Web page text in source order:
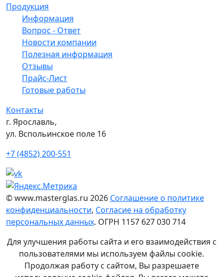
Продукция
Информация
Вопрос - Ответ
Новости компании
Полезная информация
Отзывы
Прайс-Лист
Готовые работы
Контакты
г. Ярославль,
ул. Вспольинское поле 16
+7 (4852) 200-551
© www.masterglas.ru 2026 Соглашение о политике
конфиденциальности, Согласие на обработку
персональных данных. ОГРН 1157 627 030 714
Для улучшения работы сайта и его взаимодействия с
пользователями мы используем файлы cookie.
Продолжая работу с сайтом, Вы разрешаете